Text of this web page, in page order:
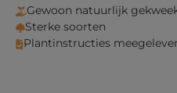
Gewoon natuurlijk
Sterke soorten
Plantinstructies